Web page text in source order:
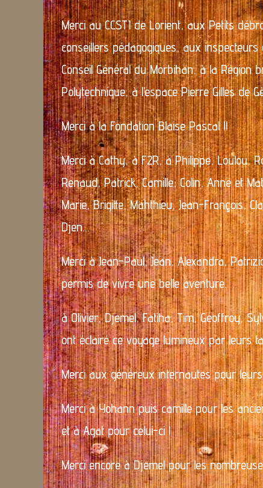
Merci au CCSTI de Lorient, aux Petits
conseillers pédagogiques, aux
Conseil Général du Morbihan, à la Région
Polytechnique, à l’espace Pierre Gilles de
Merci à la Fondation Blaise Pascal !!
Merci à Cathy, à F2R, à Philippe, Loulou,
Renaud, Patrick, Camille, Colin, Anne et
Marie, Brigitte, Mahthieu, Jean-François,
Djen…
Merci à Jean-Paul, Jean, Alexandra,
permis de vivre une belle aventure.
à Olivier, Djemel, Fatiha, Tim, Geoffroy,
ont éclairé ce voyage lumineux par leurs
Merci aux généreux internautes pour
Merci à Yohann puis camille pour les
et à Agat pour celui-ci !
Merci encore à Djemel pour les